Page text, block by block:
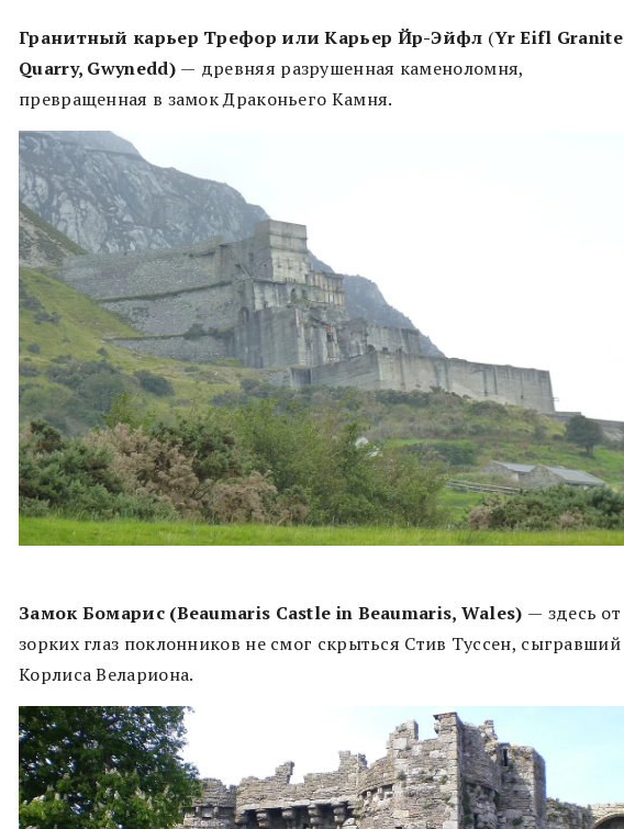
Гранитный карьер Трефор или Карьер Йр-Эйфл (Yr Eifl Granite
Quarry, Gwynedd) — древняя разрушенная каменоломня,
превращенная в замок Драконьего Камня.
Замок Бомарис (Beaumaris Castle in Beaumaris, Wales) — здесь от
зорких глаз поклонников не смог скрыться Стив Туссен, сыгравший
Корлиса Велариона.